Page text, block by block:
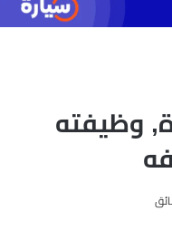
وظيفته